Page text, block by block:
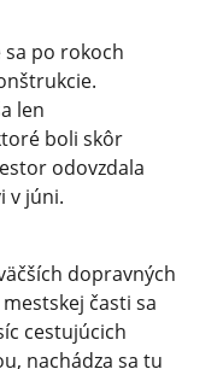
sa po rokoch
len
boli skôr
odovzdala
v júni.
dopravných
časti sa
cestujúcich
nachádza sa tu